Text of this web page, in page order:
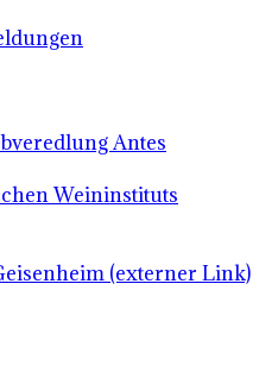
Antes
Weininstituts
(externer Link)